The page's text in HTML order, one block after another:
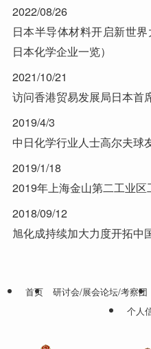
2022/08/26
日本半导体材料开启新世
日本化学企业一览）
2021/10/21
访问香港贸易发展局日本首
2019/4/3
中日化学行业人士高尔夫球
2019/1/18
2019年上海金山第二工业区
2018/09/12
旭化成持续加大力度开拓中
首页 研讨会/展会论坛/考察团
个人